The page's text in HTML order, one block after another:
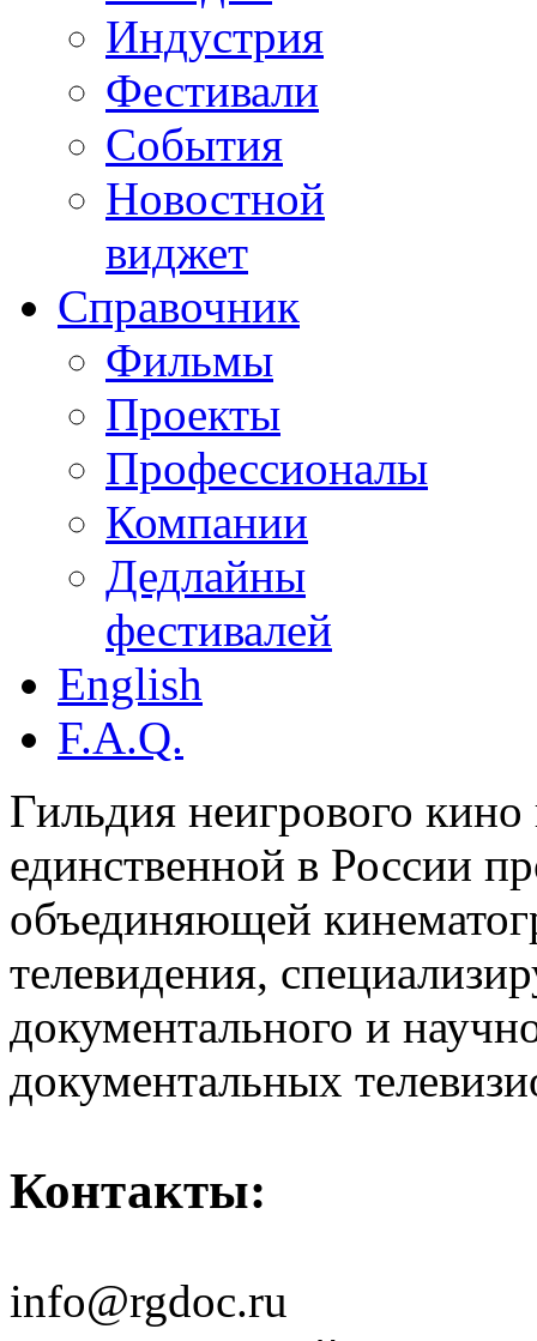
Индустрия
Фестивали
События
Новостной
виджет
Справочник
Фильмы
Проекты
Профессионалы
Компании
Дедлайны
фестивалей
English
F.A.Q.
Гильдия неигрового кино
единственной в России
объединяющей
телевидения,
документального и
документальных
Контакты:
info@rgdoc.ru